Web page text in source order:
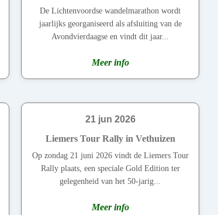
De Lichtenvoordse wandelmarathon wordt
jaarlijks georganiseerd als afsluiting van de
Avondvierdaagse en vindt dit jaar...
Meer info
21 jun 2026
Liemers Tour Rally in Vethuizen
Op zondag 21 juni 2026 vindt de Liemers Tour
Rally plaats, een speciale Gold Edition ter
gelegenheid van het 50-jarig...
Meer info